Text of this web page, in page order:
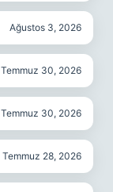
Ağustos 3, 2026
Temmuz 30, 2026
Temmuz 30, 2026
Temmuz 28, 2026